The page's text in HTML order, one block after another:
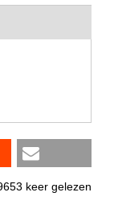
keer gelezen